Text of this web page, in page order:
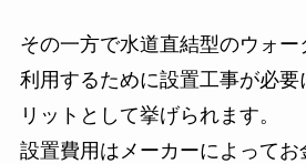
その一方で水道直結型のウォー
利用するために設置工事が必要
リットとして挙げられます。
設置費用はメーカーによってお